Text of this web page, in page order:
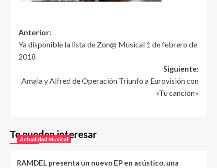
Anterior:
Ya disponible la lista de Zon@ Musical 1 de febrero de
2018
Siguiente:
Amaia y Alfred de Operación Triunfo a Eurovisión con
«Tu canción»
Te pueden interesar
Actualidad Musical
RAMDEL presenta un nuevo EP en acústico, una